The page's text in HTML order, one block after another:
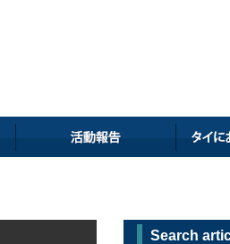
Search